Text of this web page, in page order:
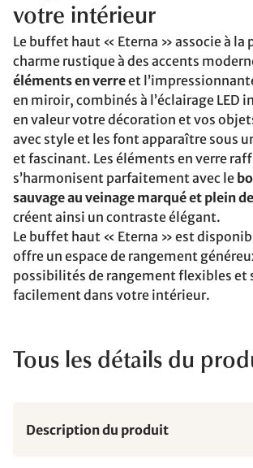
votre intérieur
Le buffet haut « Eterna » associe à la
charme rustique à des accents
éléments en verreet
en miroir, combinés à l’éclairage LED
en valeur votre décoration et vos
avec style et les font apparaître sous
et fascinant. Les éléments en verre
s’harmonisent parfaitement avec le
sauvage au veinage marqué et plein
créent ainsi un contraste élégant.
Le buffet haut « Eterna » est
offre un espace de rangement
possibilités de rangement flexibles et
facilement dans votre intérieur.
Tous les détails du
Description du produit